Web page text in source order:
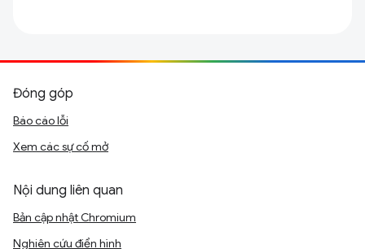
Đóng góp
Báo cáo lỗi
Xem các sự cố mở
Nội dung liên quan
Bản cập nhật Chromium
Nghiên cứu điển hình